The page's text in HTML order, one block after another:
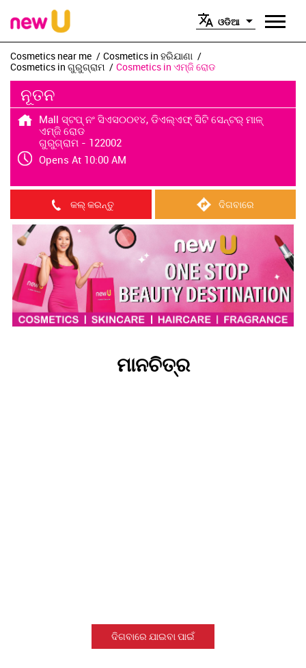
ଓଡିଆ
Cosmetics near me
Cosmetics in ହରିଯାଣା
Cosmetics in ଗୁରୁଗ୍ରାମ
Cosmetics in ଏମ୍ଜି ରୋଡ
ନୂତନ
Mall ସ୍ଟପ୍ ନଂ ସିଏସ୦୦୧୪, ଡିଏଲ୍ଏଫ୍ ସିଟି ସେନ୍ଟର୍ ମାଳ୍
ଏମ୍ଜି ରୋଡ
ଗୁରୁଗ୍ରାମ - 122002
Opens At 10:00 AM
କଲ୍ କରନ୍ତୁ ଦିଗବାରେ
ମାନଚିତ୍ର
ଦିଗବାରେ ଯାଇବା ପାଇଁ